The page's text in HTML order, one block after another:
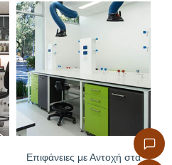
Επιφάνειες με Αντοχή στα